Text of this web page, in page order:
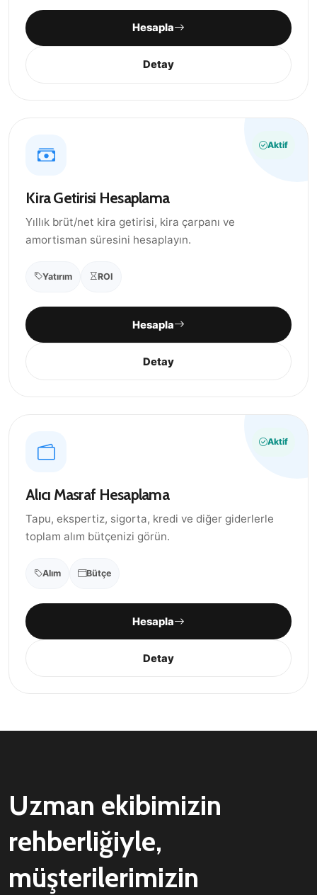
Hesapla
Detay
Aktif
Kira Getirisi Hesaplama
Yıllık brüt/net kira getirisi, kira çarpanı ve
amortisman süresini hesaplayın.
Yatırım ROI
Hesapla
Detay
Aktif
Alıcı Masraf Hesaplama
Tapu, ekspertiz, sigorta, kredi ve diğer giderlerle
toplam alım bütçenizi görün.
Alım Bütçe
Hesapla
Detay
Uzman ekibimizin
rehberliğiyle,
müşterilerimizin